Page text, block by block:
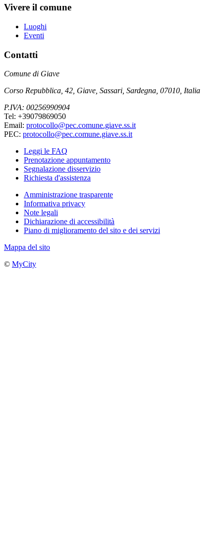
Vivere il comune
Luoghi
Eventi
Contatti
Comune di Giave
Corso Repubblica, 42, Giave, Sassari, Sardegna, 07010, Italia
P.IVA: 00256990904
Tel: +39079869050
Email: protocollo@pec.comune.giave.ss.it
PEC: protocollo@pec.comune.giave.ss.it
Leggi le FAQ
Prenotazione appuntamento
Segnalazione disservizio
Richiesta d'assistenza
Amministrazione trasparente
Informativa privacy
Note legali
Dichiarazione di accessibilità
Piano di miglioramento del sito e dei servizi
Mappa del sito
© MyCity